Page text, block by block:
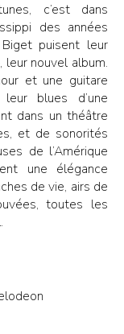
c’est dans
des années
puisent leur
leur nouvel album.
et une guitare
blues d’une
dans un théâtre
et de sonorités
de l’Amérique
une élégance
de vie, airs de
toutes les